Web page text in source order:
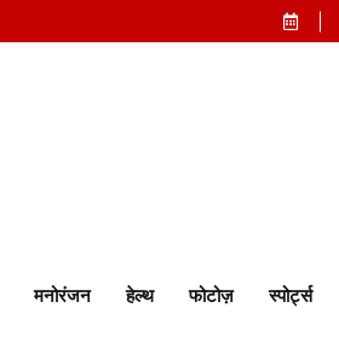
मनोरंजन हेल्थ फोटोज़ स्पोर्ट्स